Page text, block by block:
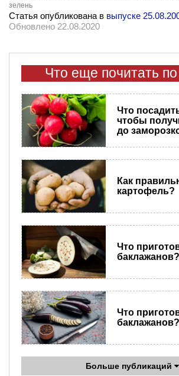
зелень
Статья опубликована в выпуске
Обновлено 22.08.2020
Что еще почитать
Что
чтобы
до
​Как
картофель?
Что
баклажанов?
Что
баклажанов?
Больше публикаций